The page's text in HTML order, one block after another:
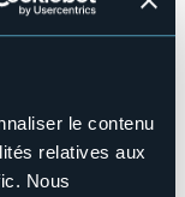
le contenu
relatives aux
Nous